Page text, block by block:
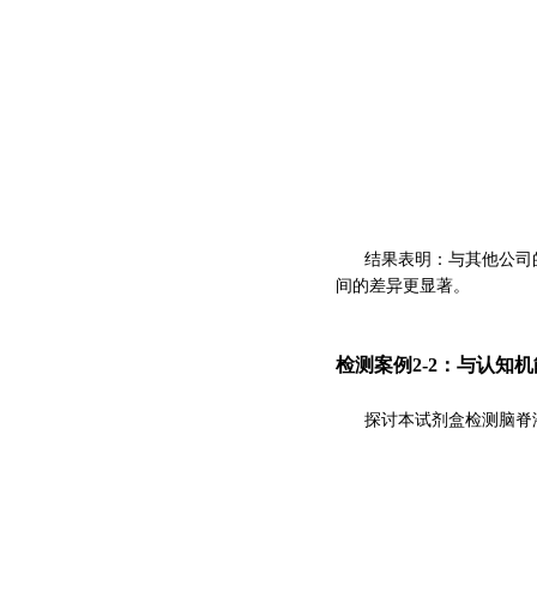
结果表明： 与其他公司
间的差异更显著。
检测案例2-2：与认知
探讨本试剂盒检测脑